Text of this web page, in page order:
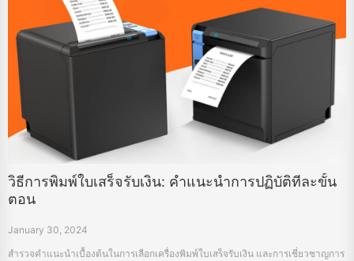
วิธีการพิมพ์ใบเสร็จรับเงิน: คำแนะนำการปฏิบัติทีละขั้น
ตอน
January 30, 2024
สำรวจคำแนะนำเบื้องต้นในการเลือกเครื่องพิมพ์ใบเสร็จรับเงิน และการเชี่ยวชาญการ